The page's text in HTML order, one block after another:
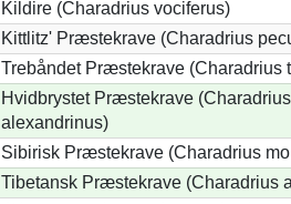
Kildire (Charadrius vociferus)
Kittlitz' Præstekrave (Charadrius
Trebåndet Præstekrave (Charadrius
Hvidbrystet Præstekrave (Charadrius
alexandrinus)
Sibirisk Præstekrave (Charadrius
Tibetansk Præstekrave (Charadrius